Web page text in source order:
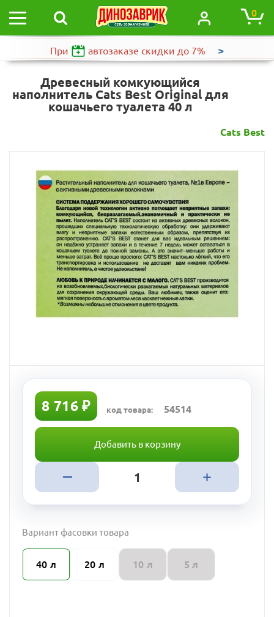
0
При автозаказе скидки до 7% >
Древесный комкующийся
наполнитель Cats Best Original для
кошачьего туалета 40 л
Cats Best
8 716 ₽ код товара: 54514
Добавить в корзину
Вариант фасовки товара
40 л 20 л 10 л 5 л